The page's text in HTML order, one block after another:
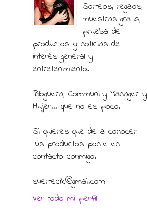
Sorteos, regalos,
muestras gratis,
prueba de
productos y noticias de
interés general y
entretenimiento.
Bloguera, Community Manager y
Mujer... que no es poco.
Si quieres que de a conocer
tus productos ponte en
contacto conmigo.
suertecik@gmail.com
Ver todo mi perfil